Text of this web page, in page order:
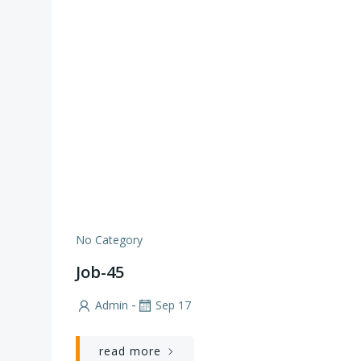
No Category
Job-45
Admin - Sep 17
read more